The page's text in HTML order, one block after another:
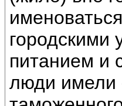
городскими
питанием и
люди имели